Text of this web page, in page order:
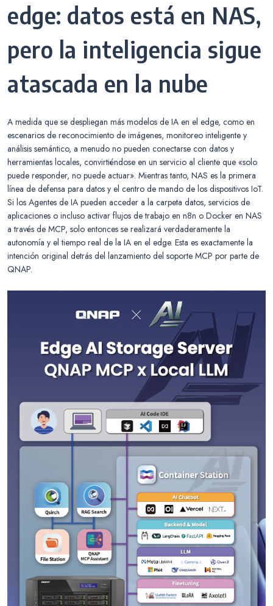
edge: datos está en NAS,
pero la inteligencia sigue
atascada en la nube
A medida que se despliegan más modelos de IA en el edge, como en
escenarios de reconocimiento de imágenes, monitoreo inteligente y
análisis semántico, a menudo no pueden conectarse con datos y
herramientas locales, convirtiéndose en un servicio al cliente que «solo
puede responder, no puede actuar». Mientras tanto, NAS es la primera
línea de defensa para datos y el centro de mando de los dispositivos IoT.
Si los Agentes de IA pueden acceder a la carpeta datos, servicios de
aplicaciones o incluso activar flujos de trabajo en n8n o Docker en NAS
a través de MCP, solo entonces se realizará verdaderamente la
autonomía y el tiempo real de la IA en el edge. Esta es exactamente la
intención original detrás del lanzamiento del soporte MCP por parte de
QNAP.